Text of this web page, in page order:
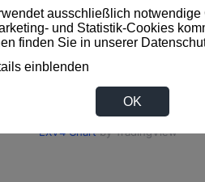
ausschließlich
und Statistik-Cookies
finden Sie in unserer
einblenden
OK